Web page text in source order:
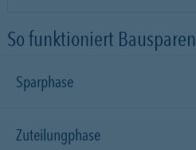
So funktioniert Bausparen
Sparphase
Zuteilungphase